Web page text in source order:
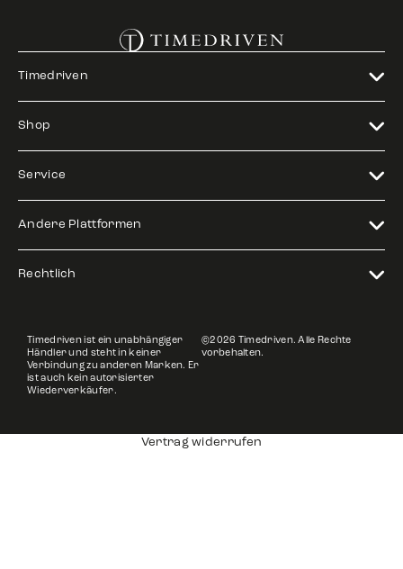
Timedriven
Shop
Service
Andere Plattformen
Rechtlich
Timedriven ist ein unabhängiger
Händler und steht in keiner
Verbindung zu anderen Marken. Er
ist auch kein autorisierter
Wiederverkäufer.
©2026 Timedriven. Alle Rechte
vorbehalten.
Vertrag widerrufen